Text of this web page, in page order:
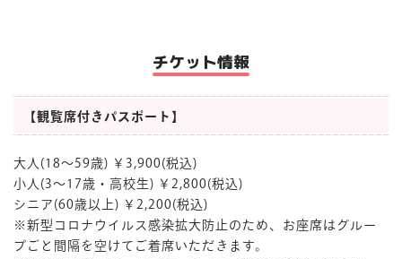
チケット情報
【観覧席付きパスポート】
大人(18～59歳) ￥3,900(税込)
小人(3～17歳・高校生) ￥2,800(税込)
シニア(60歳以上) ￥2,200(税込)
※新型コロナウイルス感染拡大防止のため、お座席はグルー
プごと間隔を空けてご着席いただきます。